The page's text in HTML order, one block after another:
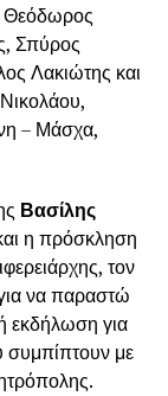
Θεόδωρος
Σπύρος
Λακιώτης και
– Μάσχα,
Βασίλης
η πρόσκληση
τον
να παραστώ
εκδήλωση για
συμπίπτουν με